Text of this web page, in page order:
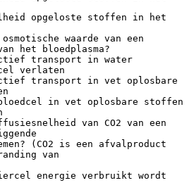
opgeloste stoffen in het
waarde van een
het bloedplasma?
transport in water
verlaten
transport in vet oplosbare
in vet oplosbare stoffen
van CO2 van een
(CO2 is een afvalproduct
van
energie verbruikt wordt